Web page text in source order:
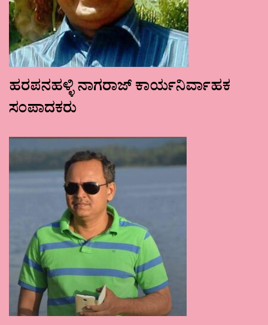
ಹರಪನಹಳ್ಳಿ ನಾಗರಾಜ್ ಕಾರ್ಯನಿರ್ವಾಹಕ
ಸಂಪಾದಕರು